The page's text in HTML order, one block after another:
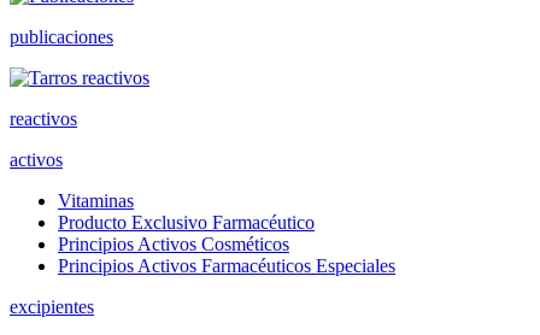
publicaciones
reactivos
activos
Vitaminas
Producto Exclusivo Farmacéutico
Principios Activos Cosméticos
Principios Activos Farmacéuticos Especiales
excipientes